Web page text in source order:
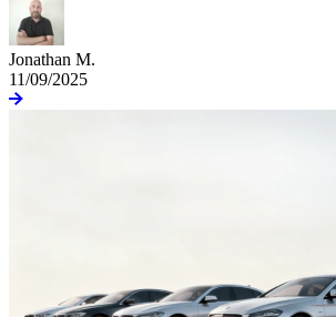
Jonathan M.
11/09/2025